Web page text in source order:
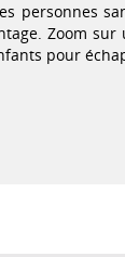
personnes
Zoom
pour